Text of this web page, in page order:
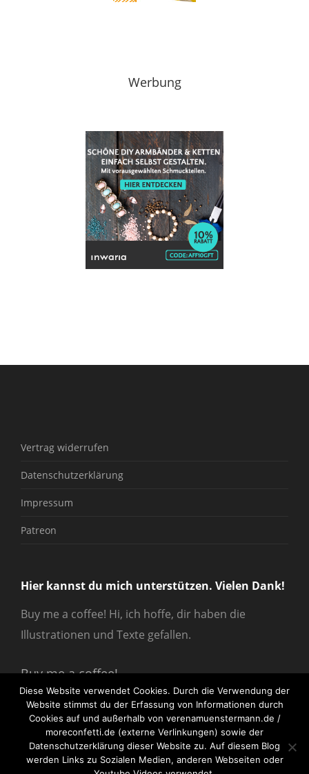
Werbung
Vertrag widerrufen
Datenschutzerklärung
Impressum
Patreon
Hier kannst du mich unterstützen. Vielen Dank!
Buy me a coffee! Hi, ich hoffe, dir haben die
Illustrationen und Texte gefallen.
Buy me a coffee!
verenamuenstermannAll Rights Reserved.
Diese Website verwendet Cookies. Durch die Verwendung der
Website stimmst du der Erfassung von Informationen durch
Cookies auf und außerhalb von verenamuenstermann.de /
moreconfetti.de (externe Verlinkungen) sowie der
Datenschutzerklärung dieser Website zu. Auf diesem Blog
werden Links zu Sozialen Medien, anderen Webseiten oder